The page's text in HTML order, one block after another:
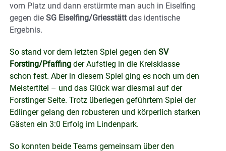
vom Platz und dann erstürmte man auch in Eiselfing
gegen die SG Eiselfing/Griesstättdas identische
Ergebnis.
So stand vor dem letzten Spiel gegen den SV
Forsting/Pfaffing der Aufstieg in die Kreisklasse
schon fest. Aber in diesem Spiel ging es noch um den
Meistertitel – und das Glück war diesmal auf der
Forstinger Seite. Trotz überlegen geführtem Spiel der
Edlinger gelang den robusteren und körperlich starken
Gästen ein 3:0 Erfolg im Lindenpark.
So konnten beide Teams gemeinsam über den